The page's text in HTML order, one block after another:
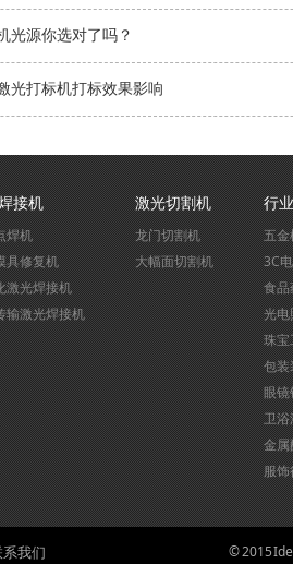
光源你选对了吗？
光打标机打标效果影响
接机
焊机
具修复机
激光焊接机
输激光焊接机
激光切割机
龙门切割机
大幅面切割机
行
五金
3C
食品
光电
珠宝
包装
眼镜
卫浴
金属
服饰
我们 © 2015